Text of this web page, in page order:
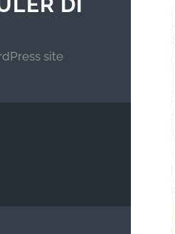
site